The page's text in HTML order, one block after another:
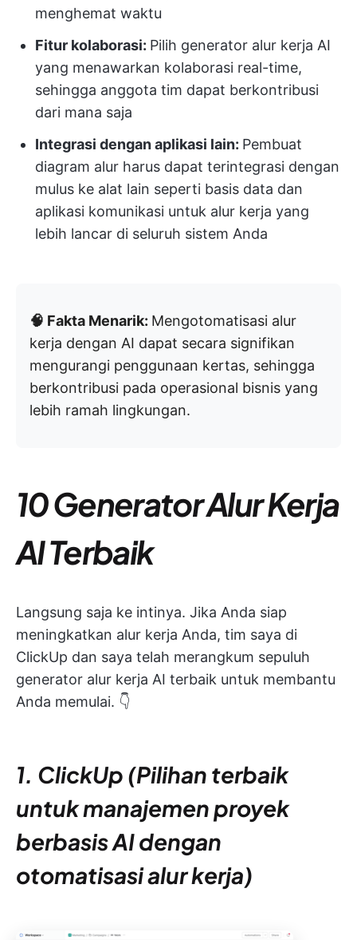
menghemat waktu
Fitur kolaborasi: Pilih generator alur kerja AI
yang menawarkan kolaborasi real-time,
sehingga anggota tim dapat berkontribusi
dari mana saja
Integrasi dengan aplikasi lain: Pembuat
diagram alur harus dapat terintegrasi dengan
mulus ke alat lain seperti basis data dan
aplikasi komunikasi untuk alur kerja yang
lebih lancar di seluruh sistem Anda
🧠 Fakta Menarik: Mengotomatisasi alur
kerja dengan AI dapat secara signifikan
mengurangi penggunaan kertas, sehingga
berkontribusi pada operasional bisnis yang
lebih ramah lingkungan.
10 Generator Alur Kerja
AI Terbaik
Langsung saja ke intinya. Jika Anda siap
meningkatkan alur kerja Anda, tim saya di
ClickUp dan saya telah merangkum sepuluh
generator alur kerja AI terbaik untuk membantu
Anda memulai. 👇
1. ClickUp (Pilihan terbaik
untuk manajemen proyek
berbasis AI dengan
otomatisasi alur kerja)